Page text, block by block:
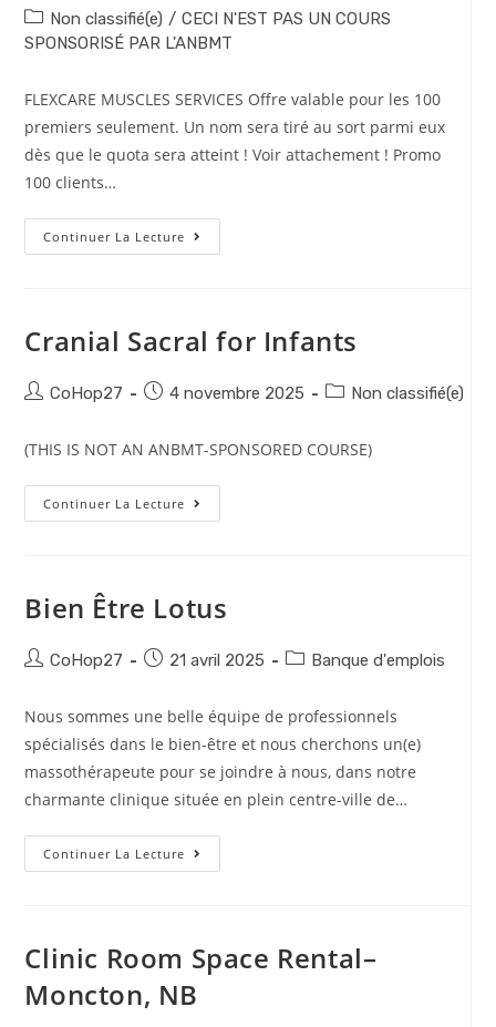
Non classifié(e) / CECI N'EST PAS UN COURS
SPONSORISÉ PAR L'ANBMT
FLEXCARE MUSCLES SERVICES Offre valable pour les 100
premiers seulement. Un nom sera tiré au sort parmi eux
dès que le quota sera atteint ! Voir attachement ! Promo
100 clients…
Continuer La Lecture
Cranial Sacral for Infants
CoHop27 4 novembre 2025 Non classifié(e)
(THIS IS NOT AN ANBMT-SPONSORED COURSE)
Continuer La Lecture
Bien Être Lotus
CoHop27 21 avril 2025 Banque d'emplois
Nous sommes une belle équipe de professionnels
spécialisés dans le bien-être et nous cherchons un(e)
massothérapeute pour se joindre à nous, dans notre
charmante clinique située en plein centre-ville de…
Continuer La Lecture
Clinic Room Space Rental–
Moncton, NB